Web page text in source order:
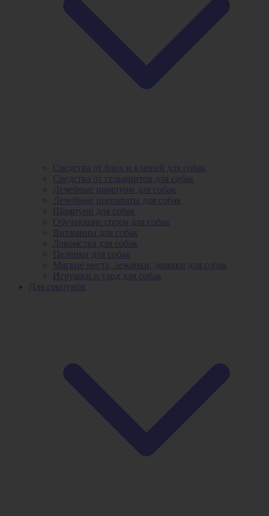
Средства от блох и клещей для собак
Средства от гельминтов для собак
Лечебные шампуни для собак
Лечебные препараты для собак
Шампуни для собак
Обучающие спреи для собак
Витамины для собак
Лакомства для собак
Пеленки для собак
Мягкие места, лежанки, домики для собак
Игрушки и уход для собак
Для грызунов